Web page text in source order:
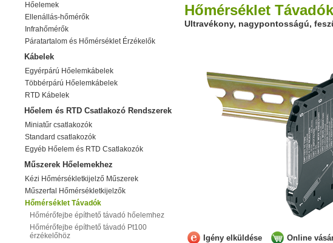
Hőelemek
Ellenállás-hőmérők
Infrahőmérők
Páratartalom és Hőmérséklet Érzékelők
Kábelek
Egyérpárú Hőelemkábelek
Többérpárú Hőelemkábelek
RTD Kábelek
Hőelem és RTD Csatlakozó Rendszerek
Miniatűr csatlakozók
Standard csatlakozók
Egyéb Hőelem és RTD Csatlakozók
Műszerek Hőelemekhez
Kézi Hőmérsékletkijelző Műszerek
Műszerfal Hőmérsékletkijelzők
Hőmérséklet Távadók
Hőmérőfejbe építhető távadó hőelemhez
Hőmérőfejbe építhető távadó Pt100
érzékelőhöz
Hőmérséklet Távadók
Ultravékony, nagypontosságú,
Igény elküldése Online